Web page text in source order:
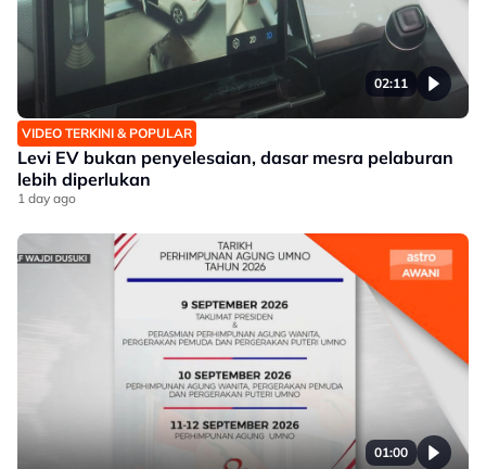
02:11
VIDEO TERKINI & POPULAR
Levi EV bukan penyelesaian, dasar mesra pelaburan
lebih diperlukan
1 day ago
01:00